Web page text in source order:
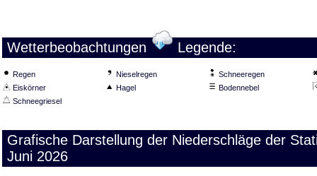
Wetterbeobachtungen Legende:
Regen Nieselregen
Schneeregen
Eiskörner
Hagel
Bodennebel
Schneegriesel
Grafische Darstellung der Niederschläge der
Juni 2026